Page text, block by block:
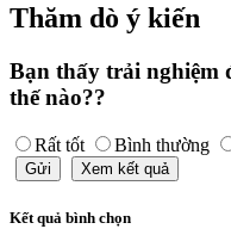
Thăm dò ý kiến
Bạn thấy trải nghiệm
thế nào??
Rất tốt Bình thường
Gửi Xem kết quả
Kết quả bình chọn